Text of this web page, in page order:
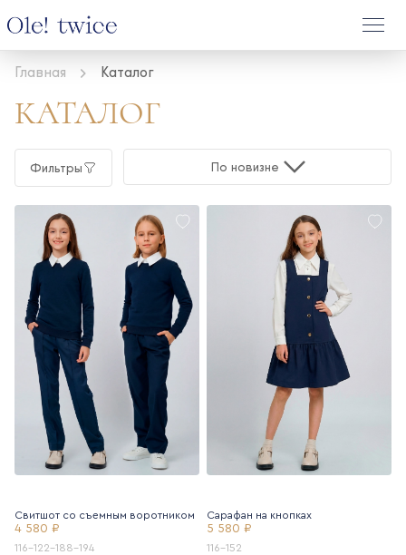
Главная Каталог
КАТАЛОГ
Фильтры По новизне
Свитшот со съемным воротником
4 580 ₽
116-122-188-194
Сарафан на кнопках
5 580 ₽
116-152